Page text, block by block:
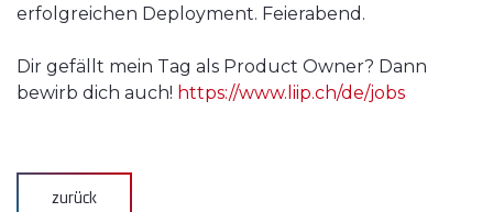
erfolgreichen Deployment. Feierabend.
Dir gefällt mein Tag als Product Owner? Dann
bewirb dich auch! https://www.liip.ch/de/jobs
zurück